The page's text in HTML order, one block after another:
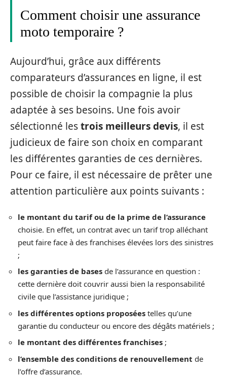
Comment choisir une assurance
moto temporaire ?
Aujourd’hui, grâce aux différents
comparateurs d’assurances en ligne, il est
possible de choisir la compagnie la plus
adaptée à ses besoins. Une fois avoir
sélectionné lestrois meilleurs devis, il est
judicieux de faire son choix en comparant
les différentes garanties de ces dernières.
Pour ce faire, il est nécessaire de prêter une
attention particulière aux points suivants :
le montant du tarif ou de la prime de l’assurance
choisie. En effet, un contrat avec un tarif trop alléchant
peut faire face à des franchises élevées lors des sinistres
;
les garanties de bases de l’assurance en question :
cette dernière doit couvrir aussi bien la responsabilité
civile que l’assistance juridique ;
les différentes options proposées telles qu’une
garantie du conducteur ou encore des dégâts matériels ;
le montant des différentes franchises ;
l’ensemble des conditions de renouvellement de
l’offre d’assurance.